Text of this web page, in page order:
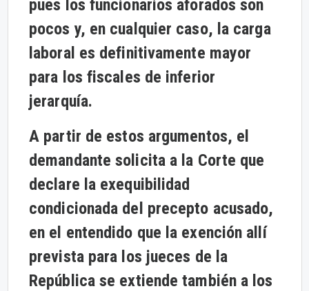
pues los funcionarios aforados son
pocos y, en cualquier caso, la carga
laboral es definitivamente mayor
para los fiscales de inferior
jerarquía.
A partir de estos argumentos, el
demandante solicita a la Corte que
declare la exequibilidad
condicionada del precepto acusado,
en el entendido que la exención allí
prevista para los jueces de la
República se extiende también a los